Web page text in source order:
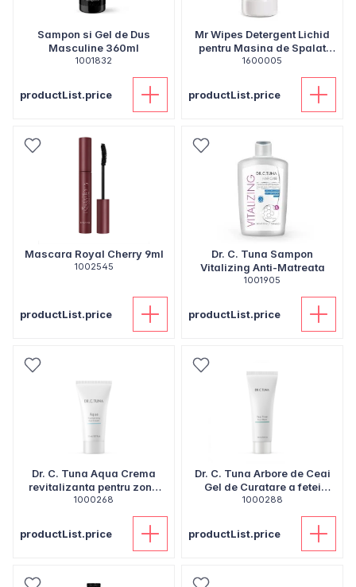
Sampon si Gel de Dus
Masculine 360ml
1001832
productList.price
Mr Wipes Detergent Lichid
pentru Masina de Spalat
Vase 500ml
1600005
productList.price
Mascara Royal Cherry 9ml
1002545
productList.price
Dr. C. Tuna Sampon
Vitalizing Anti-Matreata
1001905
productList.price
Dr. C. Tuna Aqua Crema
revitalizanta pentru zona
ochilor 20ml
1000268
productList.price
Dr. C. Tuna Arbore de Ceai
Gel de Curatare a fetei
100ml
1000288
productList.price